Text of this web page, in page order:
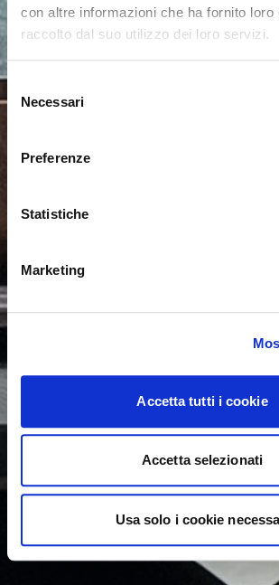
con altre informazioni che ha fornito loro
raccolto dal suo utilizzo dei loro servizi.
Selezione
delNecessari
Preferenze
Statistiche
Marketing
Accetta tutti i cookie
Accetta selezionati
Usa solo i cookie
Parece que estás
para España. ¿Deseas cambiar al sitio